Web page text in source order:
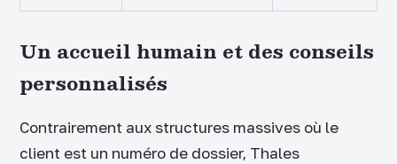
Un accueil humain et des conseils
personnalisés
Contrairement aux structures massives où le
client est un numéro de dossier, Thales